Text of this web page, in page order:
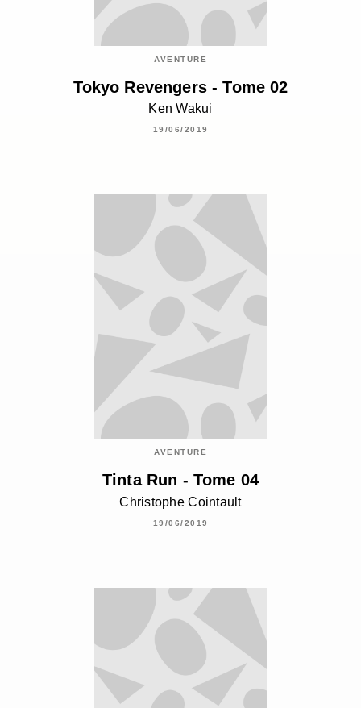
AVENTURE
Tokyo Revengers - Tome 02
Ken Wakui
19/06/2019
AVENTURE
Tinta Run - Tome 04
Christophe Cointault
19/06/2019